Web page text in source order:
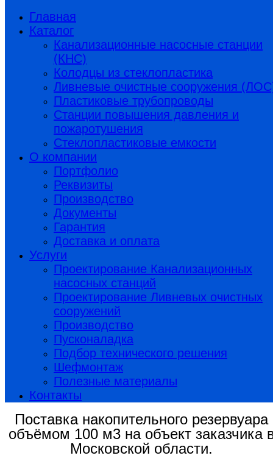
Главная
Каталог
Канализационные насосные станции
(КНС)
Колодцы из стеклопластика
Ливневые очистные сооружения
Пластиковые трубопроводы​
Станции повышения давления и
пожаротушения
Стеклопластиковые емкости
О компании
Портфолио
Реквизиты
Производство
Документы
Гарантия
Доставка и оплата
Услуги
Проектирование Канализационных
насосных станций
Проектирование Ливневых очистных
сооружений
Производство
Пусконаладка
Подбор технического решения
Шефмонтаж
Полезные материалы
Контакты
Поставка накопительного резервуара
объёмом 100 м3 на объект заказчика
Московской области.